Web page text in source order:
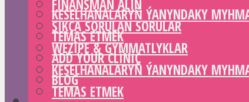
KESELHANALARYŇ ÝANYNDAKY
TEMAS ETMEK
ADD YOUR CLINIC
BLOG
FINANSMAN ALIN
SIKÇA SORULAN SORULAR
WEZIPE & GYMMATLYKLAR
KESELHANALARYŇ ÝANYNDAKY
TEMAS ETMEK